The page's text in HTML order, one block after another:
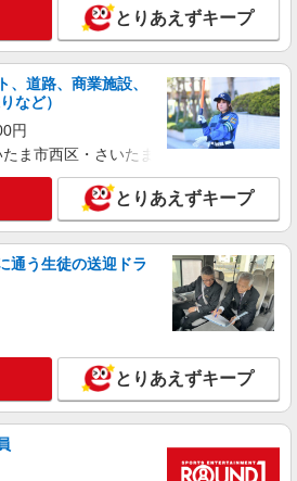
詳細を見る
仕事No/0889679
レーター
1350円交通費全額支給
詳細を見る
仕事No/0871284
県草津市 ＊車・バイク通勤OK
詳細を見る
とりあえずキープ
、道路、商業施設、
など）
円
ま市西区・さいたま市岩槻区・久喜市・
とりあえずキープ
通う生徒の送迎ドラ
とりあえずキープ